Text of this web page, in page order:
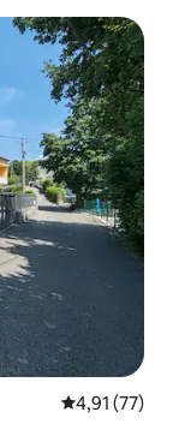
Évaluation
4,91 (77)